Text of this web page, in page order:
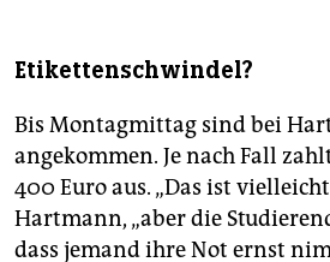
Etikettenschwindel?
Bis Montagmittag sind bei
angekommen. Je nach Fall
400 Euro aus. „Das ist
Hartmann, „aber die
dass jemand ihre Not ernst